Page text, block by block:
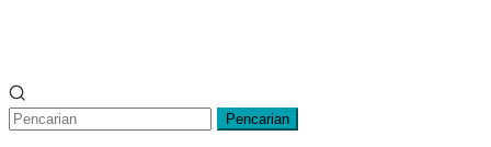
Pencarian